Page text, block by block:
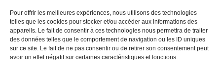
Pour offrir les meilleures expériences, nous utilisons des technologies
telles que les cookies pour stocker et/ou accéder aux informations des
appareils. Le fait de consentir à ces technologies nous permettra de traiter
des données telles que le comportement de navigation ou les ID uniques
sur ce site. Le fait de ne pas consentir ou de retirer son consentement peut
avoir un effet négatif sur certaines caractéristiques et fonctions.
fuite de données
Les services tiers qui nous transmettent
des données
Opérations de marketing automatisé
et/ou de profilage réalisées à l’aide des
données personnelles